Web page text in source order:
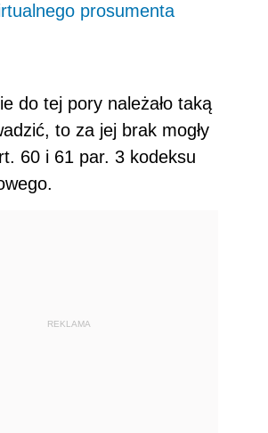
prosumenta
do tej pory należało taką
to za jej brak mogły
60 i 61 par. 3 kodeksu
REKLAMA